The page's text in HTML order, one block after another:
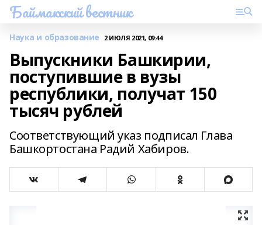
Баймакский вестник
Наука и образование 2 ИЮЛЯ 2021, 09:44
Выпускники Башкирии,
поступившие в вузы
республики, получат 150
тысяч рублей
Соответствующий указ подписал Глава
Башкортостана Радий Хабиров.